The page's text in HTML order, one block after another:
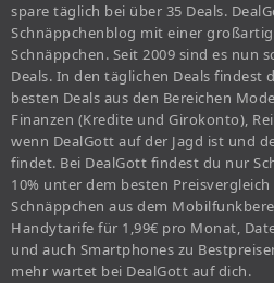
spare täglich bei über 35 Deals.
Schnäppchenblog mit einer
Schnäppchen. Seit 2009 sind es nun
Deals. In den täglichen Deals findest
besten Deals aus den Bereichen
Finanzen (Kredite und Girokonto),
wenn DealGott auf der Jagd ist und
findet. Bei DealGott findest du nur
10% unter dem besten
Schnäppchen aus dem
Handytarife für 1,99€ pro Monat,
und auch Smartphones zu
mehr wartet bei DealGott auf dich.